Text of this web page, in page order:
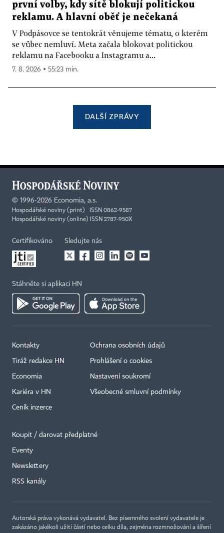
první volby, kdy sítě blokují politickou
reklamu. A hlavní oběť je nečekaná
V Podpásovce se tentokrát věnujeme tématu, o kterém
se vůbec nemluví. Meta začala blokovat politickou
reklamu na Facebooku a Instagramu a...
7. 8. 2026 ▪ 55:23 min.
DALŠÍ ZPRÁVY
© 1996-2026 Economia, a.s.
Hospodářské noviny (print) ISSN 0862-9587
Hospodářské noviny (online) ISSN 2787-950X
Certifikováno Sledujte nás
Stáhněte si aplikaci HN
Kontakty
Tiráž redakce HN
Economia
Kariéra v HN
Ceník inzerce
Ochrana osobních údajů
Prohlášení o cookies
Nastavení soukromí
Všeobecné smluvní podmínky
Koupit / darovat předplatné
Eventy
Newslettery
RSS kanály
Autorská práva vykonává vydavatel. Bez písemného svolení vydavatele je
zakázáno jakékoli užití částí nebo celku díla, zejména rozmnožování a šíření